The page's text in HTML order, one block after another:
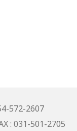
572-2607
: 031-501-2705